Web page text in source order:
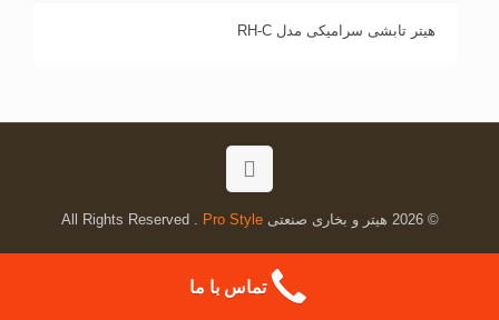
هیتر تابشی سرامیکی مدل RH-C
© 2026 هیتر و بخاری صنعتی All Rights Reserved . Pro Style
تماس با ما